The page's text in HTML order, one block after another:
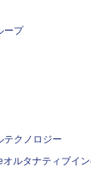
ープ
テクノロジー
ルタナティブイ